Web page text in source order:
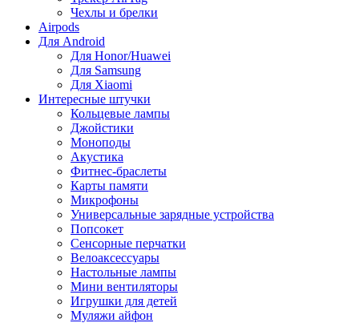
Чехлы и брелки
Airpods
Для Android
Для Honor/Huawei
Для Samsung
Для Xiaomi
Интересные штучки
Кольцевые лампы
Джойстики
Моноподы
Акустика
Фитнес-браслеты
Карты памяти
Микрофоны
Универсальные зарядные устройства
Попсокет
Сенсорные перчатки
Велоаксессуары
Настольные лампы
Мини вентиляторы
Игрушки для детей
Муляжи айфон